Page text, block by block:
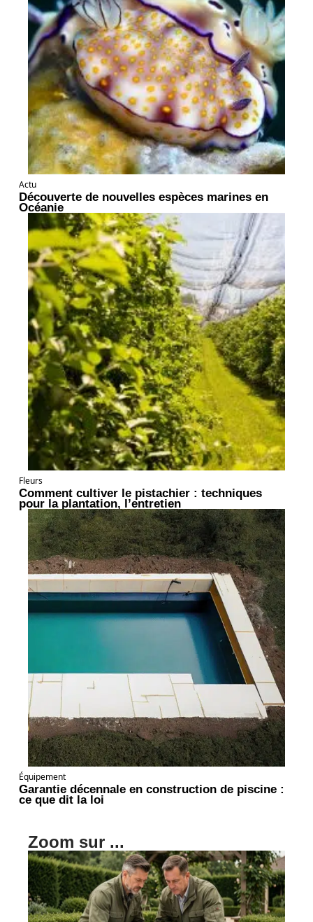
Actu
Découverte de nouvelles espèces marines en
Océanie
Fleurs
Comment cultiver le pistachier : techniques
pour la plantation, l’entretien
Équipement
Garantie décennale en construction de piscine :
ce que dit la loi
Zoom sur ...